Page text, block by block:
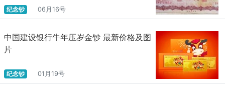
纪念钞 06月16号
中国建设银行牛年压岁金钞 最新价格及图
片
纪念钞 01月19号